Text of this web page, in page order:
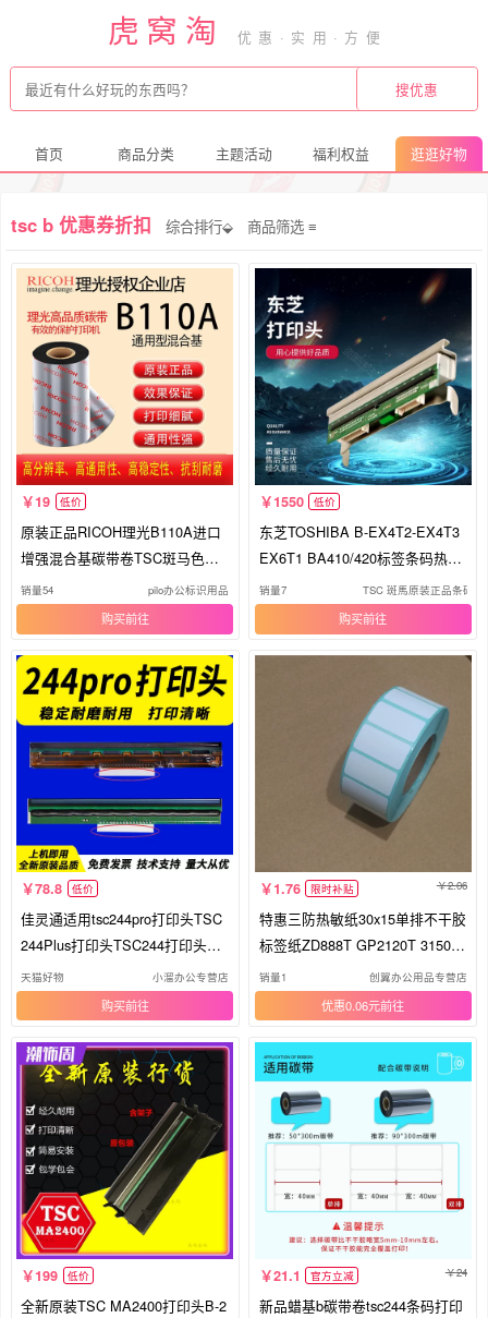
虎窝淘
首页 商品分类 主题活动 福利权益 逛逛好物
tsc b 优惠券折扣 综合排行⬙ 商品筛选
19 低价
原装正品RICOH理光B110A进口
增强混合基碳带卷TSC斑马色带B
110Z
销量54 pilo办公标识用品
购买
1550 低价
东芝TOSHIBA B-EX4T2-EX4T3
EX6T1 BA410/420标签条码热敏
打印头
销量7 TSC 斑馬原装正品条码
购买
78.8 低价
佳灵通适用tsc244pro打印头TSC
244Plus打印头TSC244打印头TS
C247热敏头TSC G210 T200 450
2热敏头4T200 B2404
天猫好物 小溜办公专营店
购买
1.76 限时补贴 2.06
特惠三防热敏纸30x15单排不干胶
标签纸ZD888T GP2120T 3150T
1324D XP360B 470B 460B TSC
244条码贴纸打印纸
销量1 创翼办公用品专营店
优惠0.06元
199 低价
全新原装TSC MA2400打印头B-2
21.1 官方立减 24
新品蜡基b碳带卷tsc244条码打印